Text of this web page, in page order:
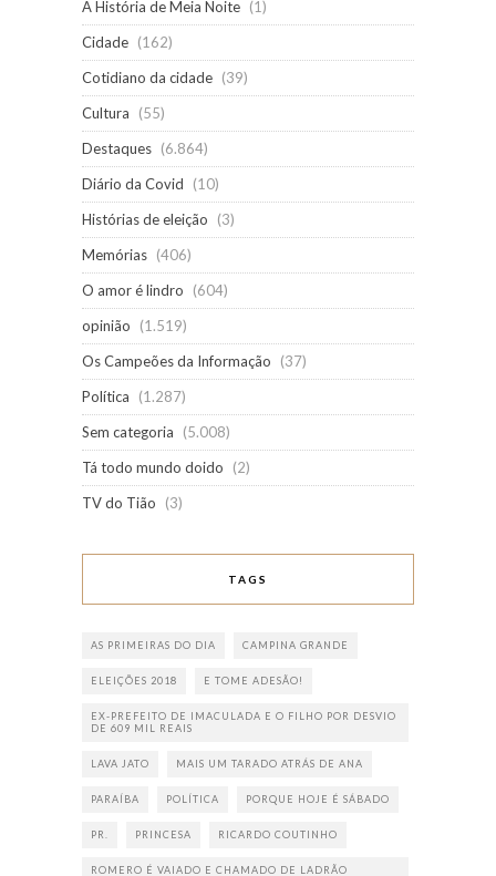
A História de Meia Noite (1)
Cidade (162)
Cotidiano da cidade (39)
Cultura
(55)
Destaques (6.864)
Diário da Covid
(10)
Histórias de eleição
(3)
Memórias (406)
O amor é lindro
(604)
opinião
(1.519)
Os Campeões da Informação
(37)
Política
(1.287)
Sem categoria
(5.008)
Tá todo mundo doido
(2)
TV do Tião
(3)
TAGS
AS PRIMEIRAS DO DIA CAMPINA GRANDE
ELEIÇÕES 2018 E TOME ADESÃO!
EX-PREFEITO DE IMACULADA E O FILHO POR DESVIO
DE 609 MIL REAIS
LAVA JATO MAIS UM TARADO ATRÁS DE ANA
PARAÍBA POLÍTICA PORQUE HOJE É SÁBADO
PR. PRINCESA RICARDO COUTINHO
ROMERO É VAIADO E CHAMADO DE LADRÃO